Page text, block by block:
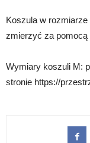
Koszula w
zmierzyć za pomocą
Wymiary koszuli M:
stronie https://